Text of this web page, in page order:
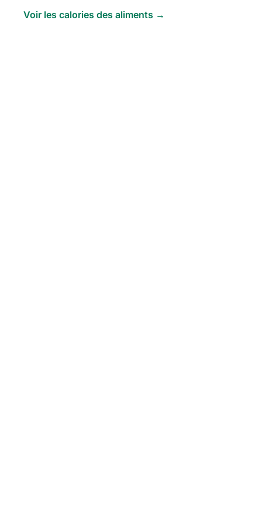
Voir les calories des aliments →